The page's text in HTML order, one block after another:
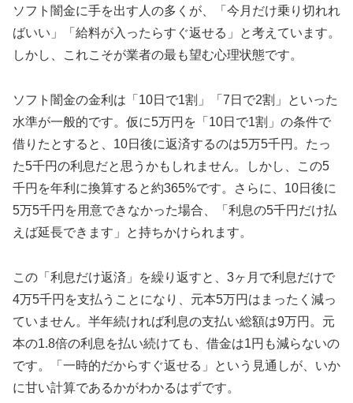
ソフト闇金に手を出す人の多くが、「今月だけ乗り切れれ
ばいい」「給料が入ったらすぐ返せる」と考えています。
しかし、これこそが業者の最も望む心理状態です。
ソフト闇金の金利は「10日で1割」「7日で2割」といった
水準が一般的です。仮に5万円を「10日で1割」の条件で
借りたとすると、10日後に返済するのは5万5千円。たっ
た5千円の利息だと思うかもしれません。しかし、この5
千円を年利に換算すると約365%です。さらに、10日後に
5万5千円を用意できなかった場合、「利息の5千円だけ払
えば延長できます」と持ちかけられます。
この「利息だけ返済」を繰り返すと、3ヶ月で利息だけで
4万5千円を支払うことになり、元本5万円はまったく減っ
ていません。半年続ければ利息の支払い総額は9万円。元
本の1.8倍の利息を払い続けても、借金は1円も減らないの
です。「一時的だからすぐ返せる」という見通しが、いか
に甘い計算であるかがわかるはずです。